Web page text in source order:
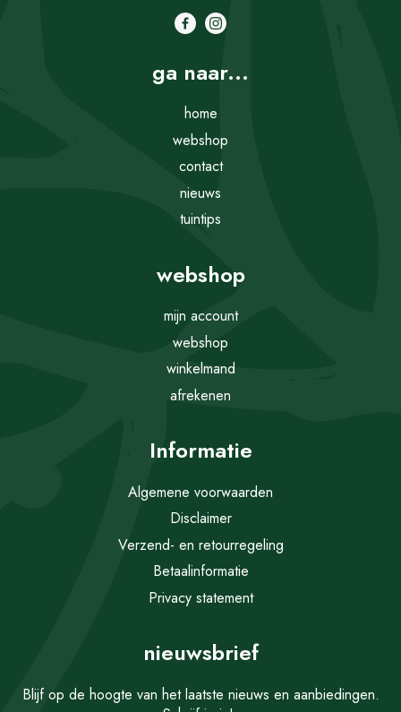
ga naar...
home
webshop
contact
nieuws
tuintips
webshop
mijn account
webshop
winkelmand
afrekenen
Informatie
Algemene voorwaarden
Disclaimer
Verzend- en retourregeling
Betaalinformatie
Privacy statement
nieuwsbrief
Blijf op de hoogte van het laatste nieuws en aanbiedingen.